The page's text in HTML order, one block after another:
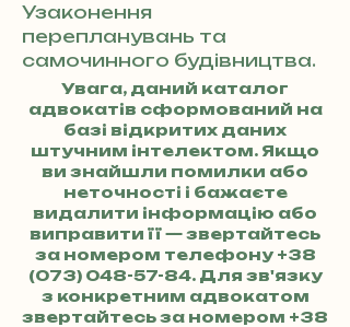
Узаконення
перепланувань та
самочинного будівництва.
Увага, даний каталог
адвокатів сформований на
базі відкритих даних
штучним інтелектом. Якщо
ви знайшли помилки або
неточності і бажаєте
видалити інформацію або
виправити її — звертайтесь
за номером телефону +38
(073) 048-57-84. Для зв'язку
з конкретним адвокатом
звертайтесь за номером +38